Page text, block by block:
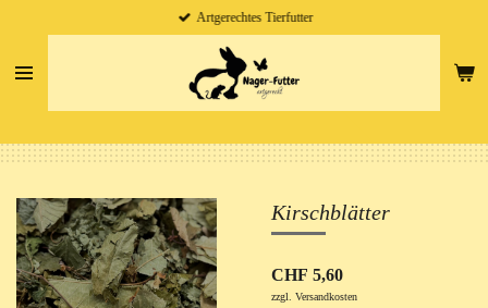
springen
Artgerechtes Tierfutter
Kirschblätter
CHF 5,60
zzgl. Versandkosten